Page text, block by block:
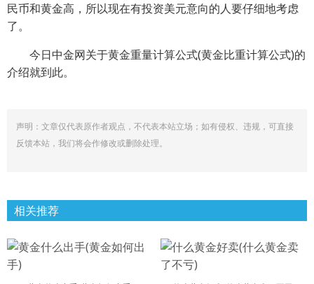
民币和黄金高，所以现在有投资美元意向的人要仔细地考虑
了。
今日中金网关于黄金重量计算公式(黄金比重计算公式)的
介绍就到此。
声明：文章仅代表原作者观点，不代表本站立场；如有侵权、违规，可直接
反馈本站，我们将会作修改或删除处理。
相关推荐